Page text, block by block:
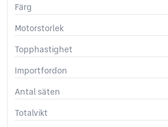
Färg
Motorstorlek
Topphastighet
Importfordon
Antal säten
Totalvikt